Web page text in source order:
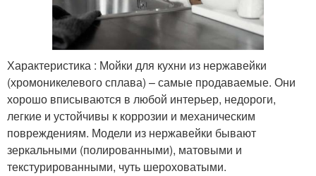
Тумба под мойку Большая мойка
Характеристика : Мойки для кухни из нержавейки
(хромоникелевого сплава) – самые продаваемые. Они
хорошо вписываются в любой интерьер, недороги,
легкие и устойчивы к коррозии и механическим
повреждениям. Модели из нержавейки бывают
зеркальными (полированными), матовыми и
текстурированными, чуть шероховатыми.